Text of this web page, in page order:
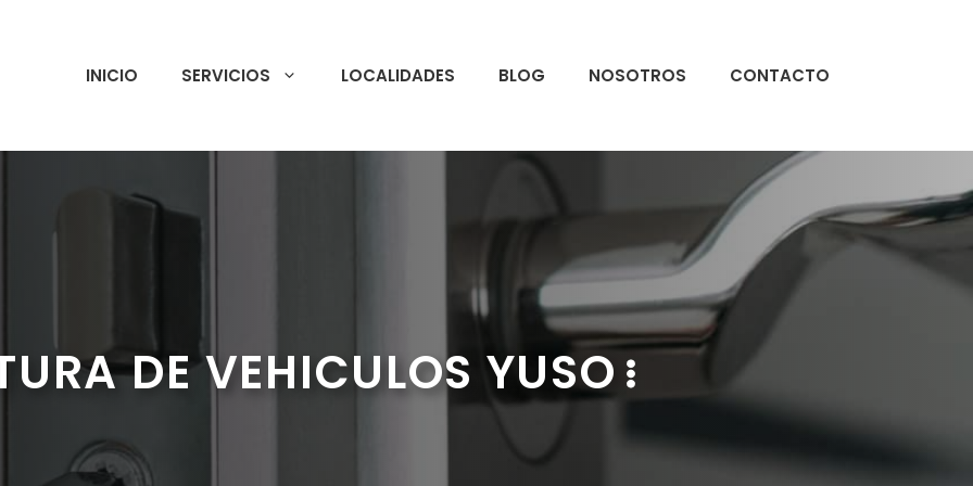
INICIO SERVICIOS LOCALIDADES BLOG NOSOTROS CONTACTO
DE VEHICULOS YUSO